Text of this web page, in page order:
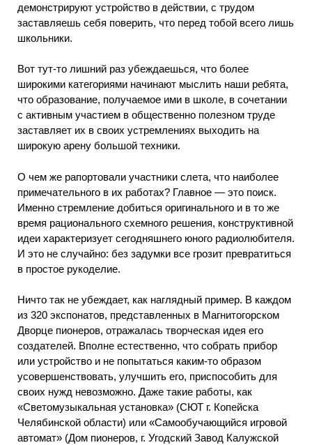
демонстрируют устройство в действии, с трудом
заставляешь себя поверить, что перед тобой всего лишь
школьники.
Вот тут-то лишний раз убеждаешься, что более
широкими категориями начинают мыслить наши ребята,
что образование, получаемое ими в школе, в сочетании
с активным участием в общественно полезном труде
заставляет их в своих устремлениях выходить на
широкую арену большой техники.
О чем же рапортовали участники слета, что наиболее
примечательного в их работах? Главное — это поиск.
Именно стремление добиться оригинального и в то же
время рационального схемного решения, конструктивной
идеи характеризует сегодняшнего юного радиолюбителя.
И это не случайно: без задумки все грозит превратиться
в простое рукоделие.
Ничто так не убеждает, как наглядный пример. В каждом
из 320 экспонатов, представленных в Магнитогорском
Дворце пионеров, отражалась творческая идея его
создателей. Вполне естественно, что собрать прибор
или устройство и не попытаться каким-то образом
усовершенствовать, улучшить его, приспособить для
своих нужд невозможно. Даже такие работы, как
«Светомузыкальная установка» (СЮТ г. Копейска
Челябинской области) или «Самообучающийся игровой
автомат» (Дом пионеров, г. Угодский Завод Калужской